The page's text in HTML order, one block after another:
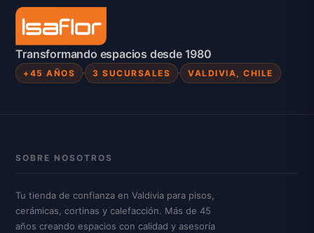
Transformando espacios desde 1980
+45 AÑOS 3 SUCURSALES VALDIVIA, CHILE
SOBRE NOSOTROS
Tu tienda de confianza en Valdivia para pisos,
cerámicas, cortinas y calefacción. Más de 45
años creando espacios con calidad y asesoría